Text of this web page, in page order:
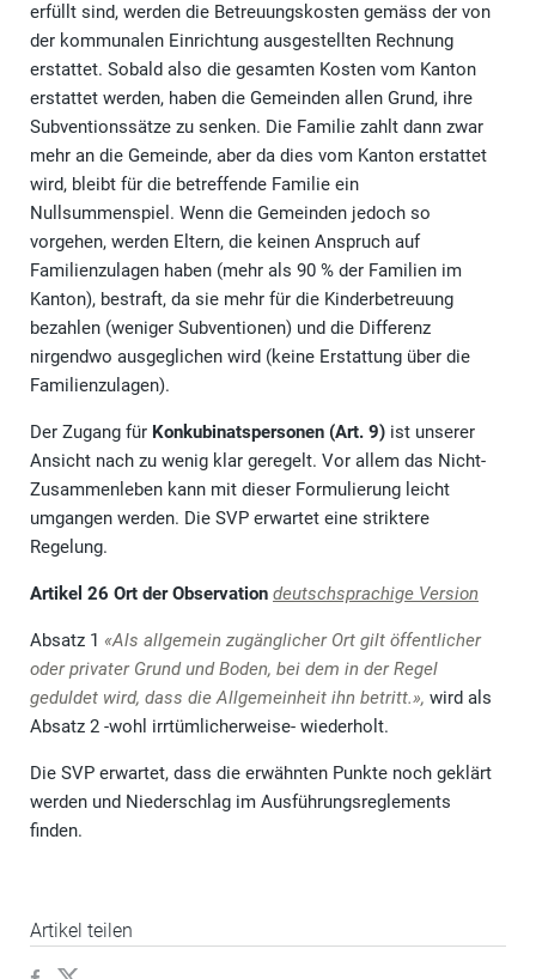
erfüllt sind, werden die Betreuungskosten gemäss der von
der kommunalen Einrichtung ausgestellten Rechnung
erstattet. Sobald also die gesamten Kosten vom Kanton
erstattet werden, haben die Gemeinden allen Grund, ihre
Subventionssätze zu senken. Die Familie zahlt dann zwar
mehr an die Gemeinde, aber da dies vom Kanton erstattet
wird, bleibt für die betreffende Familie ein
Nullsummenspiel. Wenn die Gemeinden jedoch so
vorgehen, werden Eltern, die keinen Anspruch auf
Familienzulagen haben (mehr als 90 % der Familien im
Kanton), bestraft, da sie mehr für die Kinderbetreuung
bezahlen (weniger Subventionen) und die Differenz
nirgendwo ausgeglichen wird (keine Erstattung über die
Familienzulagen).
Der Zugang für Konkubinatspersonen (Art. 9) ist unserer
Ansicht nach zu wenig klar geregelt. Vor allem das Nicht-
Zusammenleben kann mit dieser Formulierung leicht
umgangen werden. Die SVP erwartet eine striktere
Regelung.
Artikel 26 Ort der Observation deutschsprachige Version
Absatz 1 «Als allgemein zugänglicher Ort gilt öffentlicher
oder privater Grund und Boden, bei dem in der Regel
geduldet wird, dass die Allgemeinheit ihn betritt.», wird als
Absatz 2 -wohl irrtümlicherweise- wiederholt.
Die SVP erwartet, dass die erwähnten Punkte noch geklärt
werden und Niederschlag im Ausführungsreglements
finden.
Artikel teilen